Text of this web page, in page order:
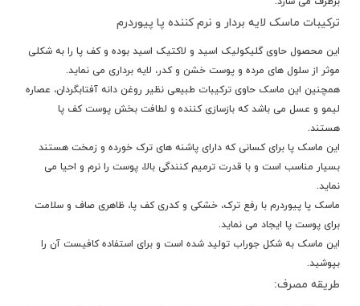
ترکیبات ماسک لایه بردار و نرم کننده پا پیوردرم
این محصول حاوی گلیکولیک اسید و لاکتیک اسید بوده و کف پا را به شکلی
موثر از سلول های مرده و پوست خشن و کدر، لایه برداری می نماید.
همچنین این ماسک حاوی ترکیبات طبیعی نظیر روغن دانه آفتابگردان، عصاره
لیمو و عسل می باشد که بازسازی کننده و لطافت بخش پوست کف پا
هستند.
این ماسک پا برای کسانی که دارای پاشنه های ترک خورده و زمخت هستند
بسیار مناسب است و با قدرت ترمیم کنندگی بالا، پوست را نرم و احیا می
نماید.
ماسک پا پیوردرم با رفع ترک، خشکی و کدری کف پا، ظاهری صاف و سلامت
برای پوست پا ایجاد می نماید.
این ماسک به شکل جوراب تولید شده است و برای استفاده کافیست آن را
بپوشید.
طریقه مصرف: